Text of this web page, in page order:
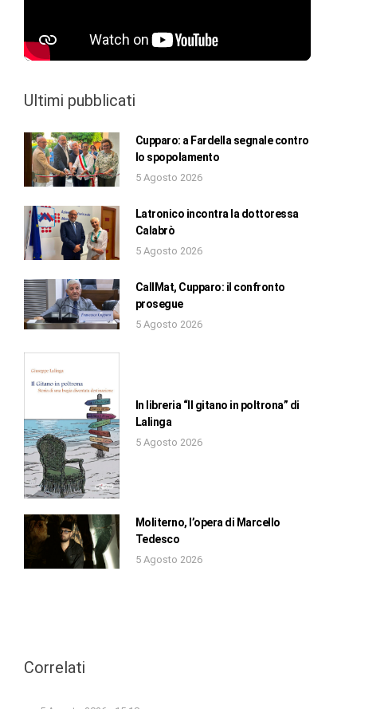
Ultimi pubblicati
Cupparo: a Fardella segnale contro
lo spopolamento
5 Agosto 2026
Latronico incontra la dottoressa
Calabrò
5 Agosto 2026
CallMat, Cupparo: il confronto
prosegue
5 Agosto 2026
In libreria “Il gitano in poltrona” di
Lalinga
5 Agosto 2026
Moliterno, l’opera di Marcello
Tedesco
5 Agosto 2026
Correlati